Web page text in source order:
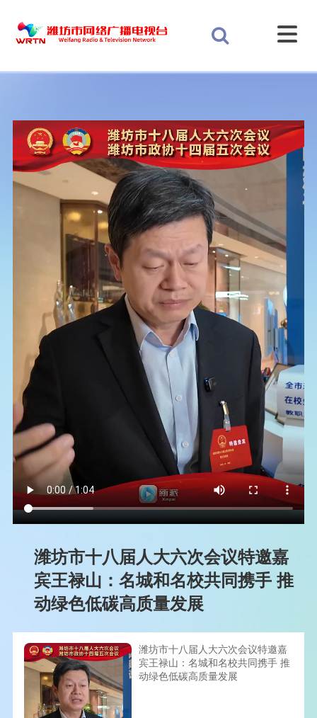
潍坊市十八届人大六次会议特邀嘉
宾王禄山：名城和名校共同携手 推
动绿色低碳高质量发展
潍坊市十八届人大六次会议特邀嘉
宾王禄山：名城和名校共同携手 推
动绿色低碳高质量发展